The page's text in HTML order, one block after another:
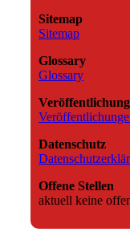
Sitemap
Sitemap
Glossary
Glossary
Datenschutz
Offene Stellen
aktuell keine